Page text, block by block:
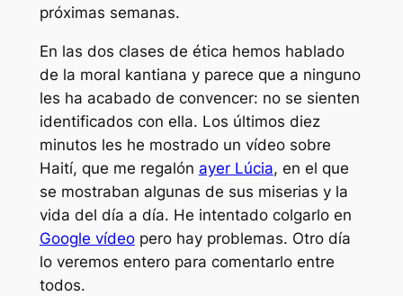
próximas semanas.
En las dos clases de ética hemos hablado
de la moral kantiana y parece que a ninguno
les ha acabado de convencer: no se sienten
identificados con ella. Los últimos diez
minutos les he mostrado un vídeo sobre
Haití, que me regalón ayer Lúcia, en el que
se mostraban algunas de sus miserias y la
vida del día a día. He intentado colgarlo en
Google vídeopero hay problemas. Otro día
lo veremos entero para comentarlo entre
todos.